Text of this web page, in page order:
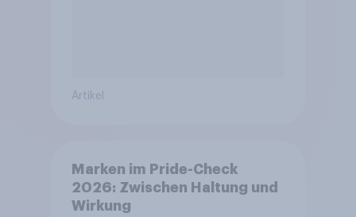
Artikel
Marken im Pride-Check
2026: Zwischen Haltung und
Wirkung